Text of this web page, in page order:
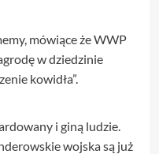
mówiące że WWP
w dziedzinie
kowidła”.
i giną ludzie.
wojska są już